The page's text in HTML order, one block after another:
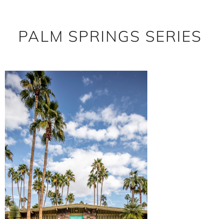
PALM SPRINGS SERIES